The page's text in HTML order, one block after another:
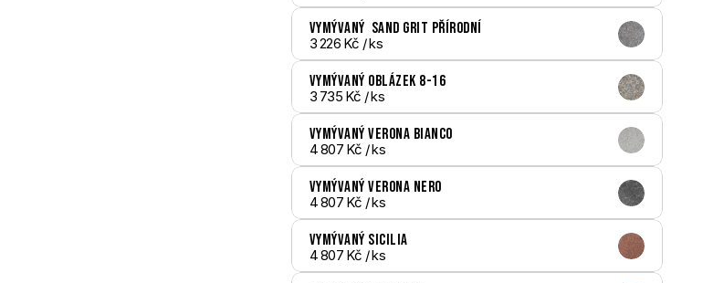
Vymývaný  Sand Grit přírodní
3 226 Kč / ks
Vymývaný Oblázek 8-16
3 735 Kč / ks
Vymývaný Verona bianco
4 807 Kč / ks
Vymývaný Verona nero
4 807 Kč / ks
Vymývaný Sicilia
4 807 Kč / ks